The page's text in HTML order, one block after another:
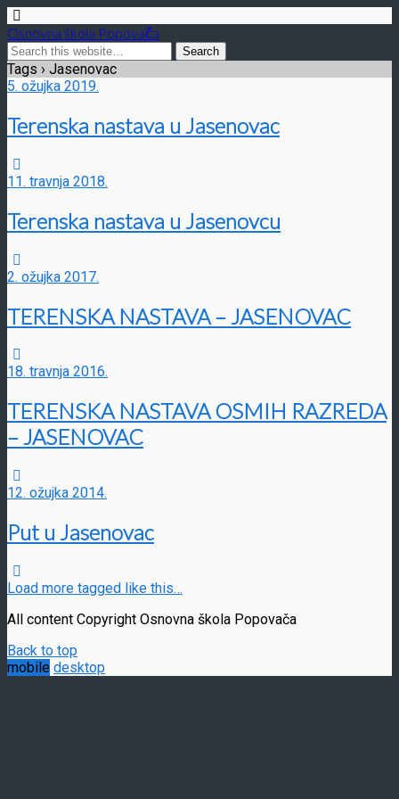
Osnovna škola Popovača
Tags › Jasenovac
5. ožujka 2019.
Terenska nastava u Jasenovac
11. travnja 2018.
Terenska nastava u Jasenovcu
2. ožujka 2017.
TERENSKA NASTAVA – JASENOVAC
18. travnja 2016.
TERENSKA NASTAVA OSMIH RAZREDA
– JASENOVAC
12. ožujka 2014.
Put u Jasenovac
Load more tagged like this…
All content Copyright Osnovna škola Popovača
Back to top
mobile desktop